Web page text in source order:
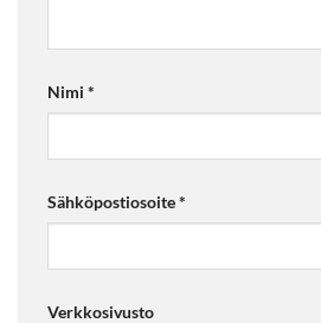
Nimi *
Sähköpostiosoite*
Verkkosivusto